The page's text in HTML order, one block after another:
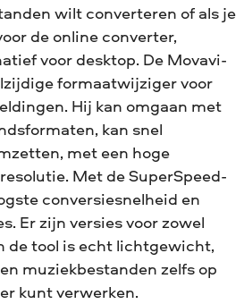
wilt converteren of als je
de online converter,
voor desktop. De Movavi-
formaatwijziger voor
Hij kan omgaan met
kan snel
met een hoge
Met de SuperSpeed-
conversiesnelheid en
Er zijn versies voor zowel
de tool is echt lichtgewicht,
muziekbestanden zelfs op
kunt verwerken.